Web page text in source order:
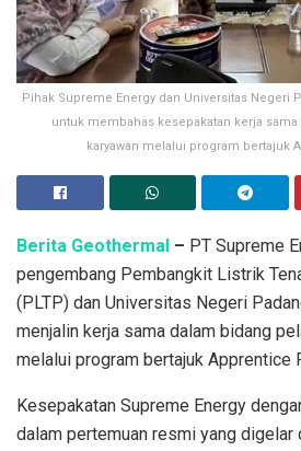
Pihak Supreme Energy dan Universitas Negeri
untuk membahas kesepakatan kerja
karyawan melalui program bertajuk
Berita Geothermal – PT Supreme
pengembang Pembangkit Listrik
(PLTP) dan Universitas Negeri
menjalin kerja sama dalam bidang
melalui program bertajuk Apprentice
Kesepakatan Supreme Energy
dalam pertemuan resmi yang digelar